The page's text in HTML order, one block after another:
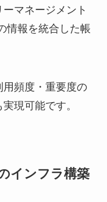
マネージメント
情報を統合した帳
頻度・重要度の
現可能です。
インフラ構築